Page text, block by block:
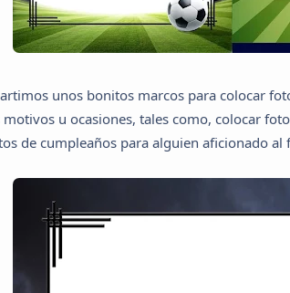
unos bonitos marcos para colocar
u ocasiones, tales como, colocar
de cumpleaños para alguien aficionado